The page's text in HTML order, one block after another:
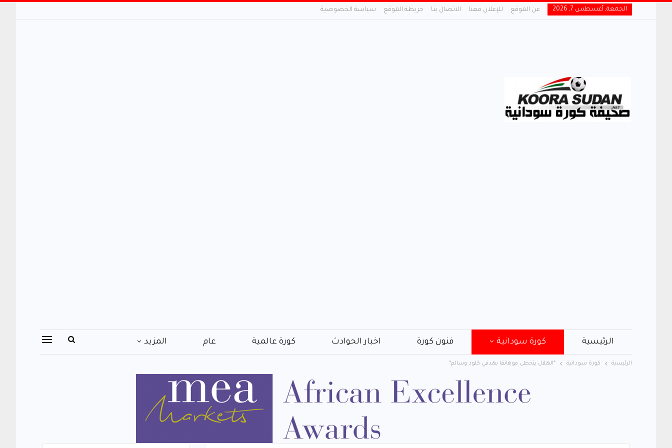
الجمعة, أغسطس 7, 2026 عن الموقع للإعلان معنا الاتصال بنا خريطة الموقع سياسة الخصوصية
الرئيسية كورة سودانية فنون كورة اخبار الحوادث كورة عالمية عام المزيد
الرئيسية كورة سودانية *الهلال يتخطى موهانقا بهدفي كلود وسالم*